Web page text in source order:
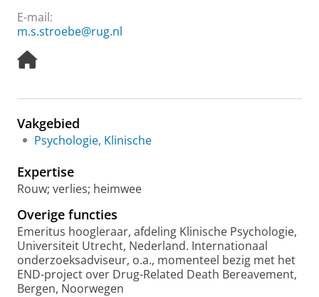
E-mail:
m.s.stroebe@rug.nl
H
e
a
g
Vakgebied
Psychologie, Klinische
Expertise
Rouw; verlies; heimwee
Overige functies
Emeritus hoogleraar, afdeling Klinische Psychologie,
Universiteit Utrecht, Nederland. Internationaal
onderzoeksadviseur, o.a., momenteel bezig met het
END-project over Drug-Related Death Bereavement,
Bergen, Noorwegen